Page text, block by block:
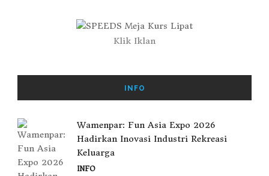
Klik Iklan
INFO
Wamenpar: Fun Asia Expo 2026
Hadirkan Inovasi Industri Rekreasi
Keluarga
INFO